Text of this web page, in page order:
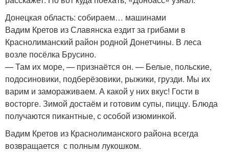
Донецкая область: собираем… машинами
Вадим Кретов из Славянска ездит за грибами в
Краснолиманский район родной Донетчины. В леса
возле посёлка Брусино.
— Там их море, — признаётся он. — Белые, польские,
подосиновики, подберёзовики, рыжики, грузди. Мы их
варим и замораживаем. А какой у них вкус! Гости в
восторге. Зимой достаём и готовим супы, пиццу. Блюда
получаются пикантные, с особой изюминкой.
Вадим Кретов из Краснолиманского района всегда
возвращается с полным лукошком.